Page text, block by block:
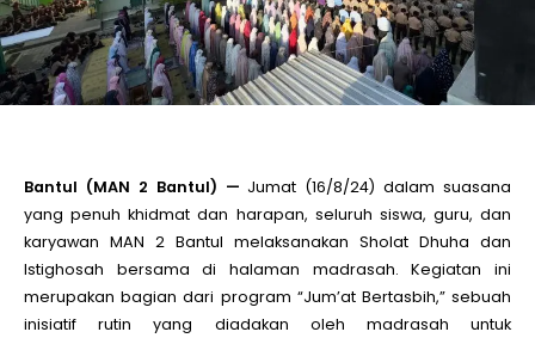
Bantul (MAN 2 Bantul) — Jumat (16/8/24) dalam suasana
yang penuh khidmat dan harapan, seluruh siswa, guru, dan
karyawan MAN 2 Bantul melaksanakan Sholat Dhuha dan
Istighosah bersama di halaman madrasah. Kegiatan ini
merupakan bagian dari program “Jum’at Bertasbih,” sebuah
inisiatif rutin yang diadakan oleh madrasah untuk